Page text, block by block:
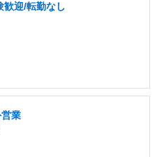
歓迎/転勤なし
業